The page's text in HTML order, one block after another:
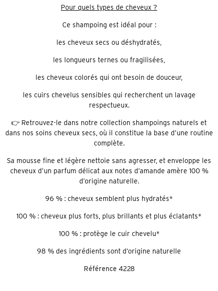
Pour quels types de cheveux ?
Ce shampoing est idéal pour :
les cheveux secs ou déshydratés,
les longueurs ternes ou fragilisées,
les cheveux colorés qui ont besoin de douceur,
les cuirs chevelus sensibles qui recherchent un lavage
respectueux.
👉 Retrouvez-le dans notre collection shampoings naturels et
dans nos soins cheveux secs, où il constitue la base d’une routine
complète.
Sa mousse fine et légère nettoie sans agresser, et enveloppe les
cheveux d’un parfum délicat aux notes d’amande amère 100 %
d’origine naturelle.
96 % : cheveux semblent plus hydratés*
100 % : cheveux plus forts, plus brillants et plus éclatants*
100 % : protège le cuir chevelu*
98 % des ingrédients sont d’origine naturelle
Référence 4228